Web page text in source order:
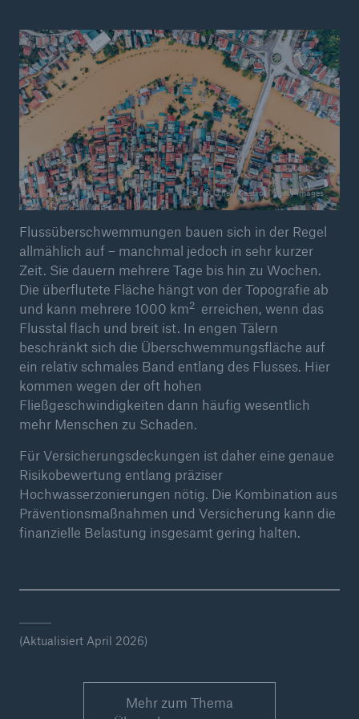
© O'neil Castro / Getty Images
Flussüberschwemmungen bauen sich in der Regel
allmählich auf – manchmal jedoch in sehr kurzer
Zeit. Sie dauern mehrere Tage bis hin zu Wochen.
Die überflutete Fläche hängt von der Topografie ab
und kann mehrere 1000 km2erreichen, wenn das
Flusstal flach und breit ist. In engen Tälern
beschränkt sich die Überschwemmungsfläche auf
ein relativ schmales Band entlang des Flusses. Hier
kommen wegen der oft hohen
Fließgeschwindigkeiten dann häufig wesentlich
mehr Menschen zu Schaden.
Für Versicherungsdeckungen ist daher eine genaue
Risikobewertung entlang präziser
Hochwasserzonierungen nötig. Die Kombination aus
Präventionsmaßnahmen und Versicherung kann die
finanzielle Belastung insgesamt gering halten.
(Aktualisiert April 2026)
Mehr zum Thema